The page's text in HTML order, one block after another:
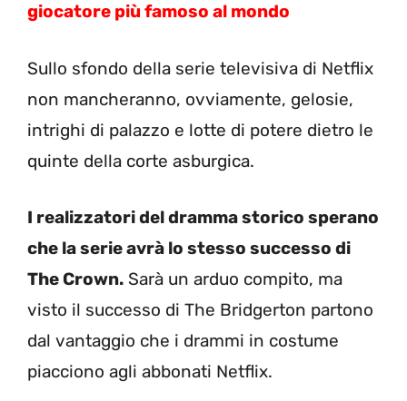
giocatore più famoso al mondo
Sullo sfondo della serie televisiva di Netflix
non mancheranno, ovviamente, gelosie,
intrighi di palazzo e lotte di potere dietro le
quinte della corte asburgica.
I realizzatori del dramma storico sperano
che la serie avrà lo stesso successo di
The Crown. Sarà un arduo compito, ma
visto il successo di The Bridgerton partono
dal vantaggio che i drammi in costume
piacciono agli abbonati Netflix.